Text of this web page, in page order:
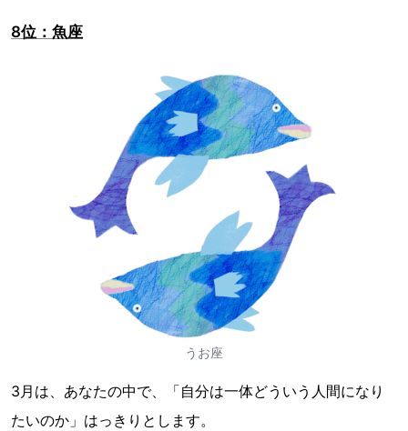
8位：魚座
うお座
3月は、あなたの中で、「自分は一体どういう人間になり
たいのか」はっきりとします。